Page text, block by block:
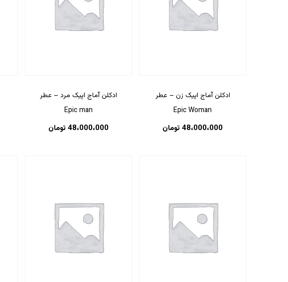
ادکلن آماج اپیک زن – عطر
Epic Woman
48،000،000 تومان
ادکلن آماج اپیک مرد – عطر
Epic man
48،000،000 تومان